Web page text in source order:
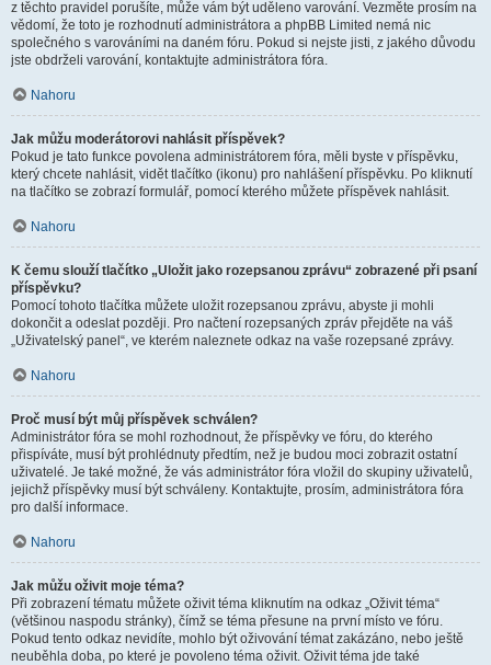
z těchto pravidel porušíte, může vám být uděleno varování. Vezměte prosím na
vědomí, že toto je rozhodnutí administrátora a phpBB Limited nemá nic
společného s varováními na daném fóru. Pokud si nejste jisti, z jakého důvodu
jste obdrželi varování, kontaktujte administrátora fóra.
Nahoru
Jak můžu moderátorovi nahlásit příspěvek?
Pokud je tato funkce povolena administrátorem fóra, měli byste v příspěvku,
který chcete nahlásit, vidět tlačítko (ikonu) pro nahlášení příspěvku. Po kliknutí
na tlačítko se zobrazí formulář, pomocí kterého můžete příspěvek nahlásit.
Nahoru
K čemu slouží tlačítko „Uložit jako rozepsanou zprávu“ zobrazené při psaní
příspěvku?
Pomocí tohoto tlačítka můžete uložit rozepsanou zprávu, abyste ji mohli
dokončit a odeslat později. Pro načtení rozepsaných zpráv přejděte na váš
„Uživatelský panel“, ve kterém naleznete odkaz na vaše rozepsané zprávy.
Nahoru
Proč musí být můj příspěvek schválen?
Administrátor fóra se mohl rozhodnout, že příspěvky ve fóru, do kterého
přispíváte, musí být prohlédnuty předtím, než je budou moci zobrazit ostatní
uživatelé. Je také možné, že vás administrátor fóra vložil do skupiny uživatelů,
jejichž příspěvky musí být schváleny. Kontaktujte, prosím, administrátora fóra
pro další informace.
Nahoru
Jak můžu oživit moje téma?
Při zobrazení tématu můžete oživit téma kliknutím na odkaz „Oživit téma“
(většinou naspodu stránky), čímž se téma přesune na první místo ve fóru.
Pokud tento odkaz nevidíte, mohlo být oživování témat zakázáno, nebo ještě
neuběhla doba, po které je povoleno téma oživit. Oživit téma jde také